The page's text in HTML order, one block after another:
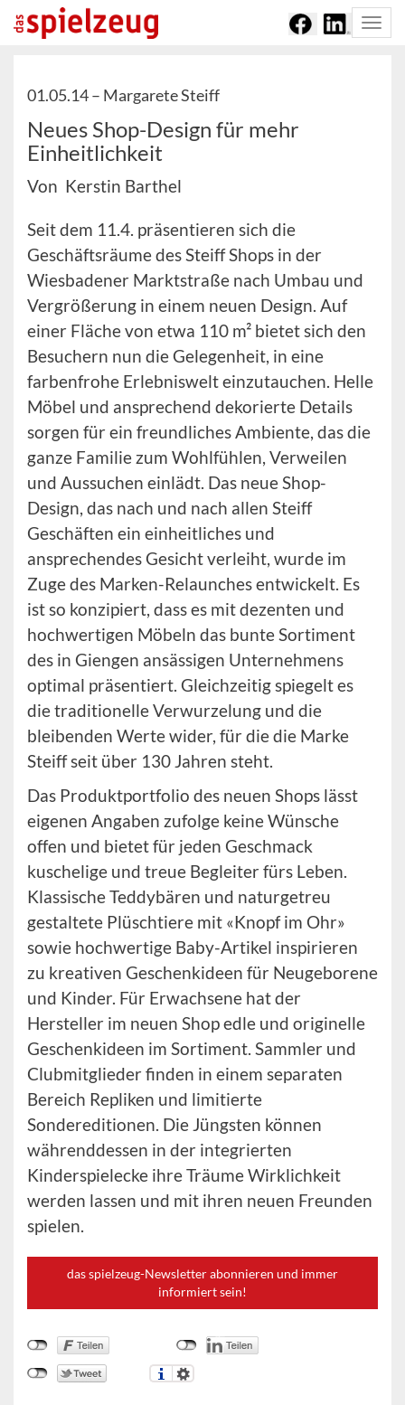
01.05.14 – Margarete Steiff
Neues Shop-Design für mehr
Einheitlichkeit
Von Kerstin Barthel
Seit dem 11.4. präsentieren sich die
Geschäftsräume des Steiff Shops in der
Wiesbadener Marktstraße nach Umbau und
Vergrößerung in einem neuen Design. Auf
einer Fläche von etwa 110 m² bietet sich den
Besuchern nun die Gelegenheit, in eine
farbenfrohe Erlebniswelt einzutauchen. Helle
Möbel und ansprechend dekorierte Details
sorgen für ein freundliches Ambiente, das die
ganze Familie zum Wohlfühlen, Verweilen
und Aussuchen einlädt. Das neue Shop-
Design, das nach und nach allen Steiff
Geschäften ein einheitliches und
ansprechendes Gesicht verleiht, wurde im
Zuge des Marken-Relaunches entwickelt. Es
ist so konzipiert, dass es mit dezenten und
hochwertigen Möbeln das bunte Sortiment
des in Giengen ansässigen Unternehmens
optimal präsentiert. Gleichzeitig spiegelt es
die traditionelle Verwurzelung und die
bleibenden Werte wider, für die die Marke
Steiff seit über 130 Jahren steht.
Das Produktportfolio des neuen Shops lässt
eigenen Angaben zufolge keine Wünsche
offen und bietet für jeden Geschmack
kuschelige und treue Begleiter fürs Leben.
Klassische Teddybären und naturgetreu
gestaltete Plüschtiere mit «Knopf im Ohr»
sowie hochwertige Baby-Artikel inspirieren
zu kreativen Geschenkideen für Neugeborene
und Kinder. Für Erwachsene hat der
Hersteller im neuen Shop edle und originelle
Geschenkideen im Sortiment. Sammler und
Clubmitglieder finden in einem separaten
Bereich Repliken und limitierte
Sondereditionen. Die Jüngsten können
währenddessen in der integrierten
Kinderspielecke ihre Träume Wirklichkeit
werden lassen und mit ihren neuen Freunden
spielen.
das spielzeug-Newsletter abonnieren und immer
informiert sein!